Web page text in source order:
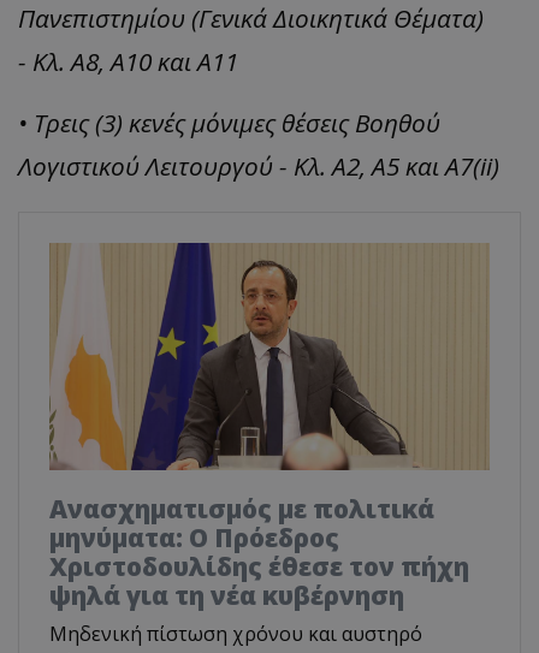
Πανεπιστημίου (Γενικά Διοικητικά Θέματα)
- Κλ. Α8, Α10 και Α11
• Τρεις (3) κενές μόνιμες θέσεις Βοηθού
Λογιστικού Λειτουργού - Κλ. Α2, Α5 και Α7(ii)
Ανασχηματισμός με πολιτικά
μηνύματα: Ο Πρόεδρος
Χριστοδουλίδης έθεσε τον πήχη
ψηλά για τη νέα κυβέρνηση
Μηδενική πίστωση χρόνου και αυστηρό